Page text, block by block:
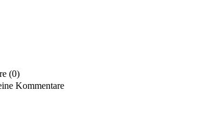
(0)
Kommentare